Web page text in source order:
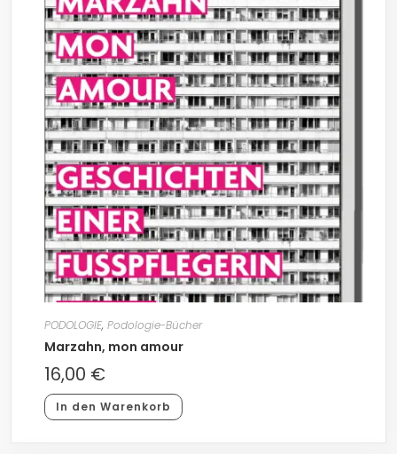
PODOLOGIE, Podologie-Bücher
Marzahn, mon amour
16,00 €
In den Warenkorb